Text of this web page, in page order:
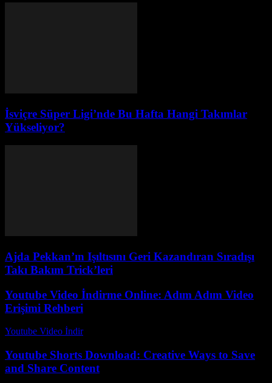
İsviçre Süper Ligi’nde Bu Hafta Hangi Takımlar
Yükseliyor?
Ajda Pekkan’ın Işıltısını Geri Kazandıran Sıradışı
Takı Bakım Trick’leri
Youtube Video İndirme Online: Adım Adım Video
Erişimi Rehberi
Youtube Video İndir-
Youtube Shorts Download: Creative Ways to Save
and Share Content